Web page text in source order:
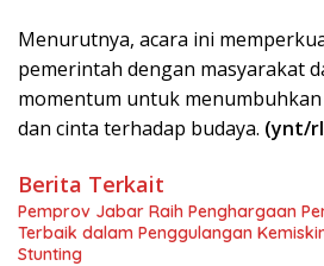
Menurutnya, acara ini
pemerintah dengan masyarakat
momentum untuk
dan cinta terhadap budaya. (ynt/
Berita Terkait
Pemprov Jabar Raih Penghargaan
Terbaik dalam Penggulangan
Stunting